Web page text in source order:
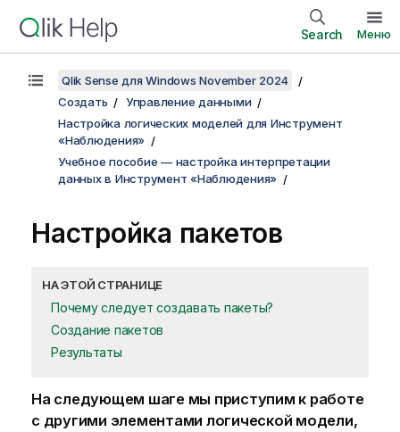
Search Меню
Qlik Sense для Windows November 2024
Создать
Управление данными
Настройка логических моделей для Инструмент
«Наблюдения»
Учебное пособие — настройка интерпретации
данных в Инструмент «Наблюдения»
Настройка пакетов
НА ЭТОЙ СТРАНИЦЕ
Почему следует создавать пакеты?
Создание пакетов
Результаты
На следующем шаге мы приступим к работе
с другими элементами логической модели,